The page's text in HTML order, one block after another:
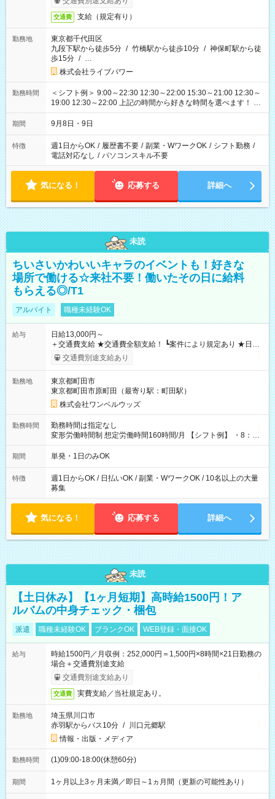
交通費 支給（規定有り）
勤務地
東京都千代田区
九段下駅から徒歩5分 / 竹橋駅から徒歩10分 / 神保町駅から徒
歩15分 / …
株式会社ライブパワー
勤務時間
＜シフト例＞ 9:00～22:30 12:30～22:00 15:30～21:00 12:30～
19:00 12:30～22:00 上記の時間から好きな時間を選べます！ ※
時間は変更となる可能性があります
期間 9月8日・9日
特徴 週1日からOK / 履歴書不要 / 副業・WワークOK / シフト勤務 /
電話対応なし / パソコンスキル不要
気になる！ 応募する 詳細へ
未読
ちいさいかわいいキャラのイベントも！好きな
場所で働ける☆来社不要！働いたその日に給料
もらえる◎/T1
アルバイト 職種未経験OK
給与
日給13,000円～
＋交通費支給 ★交通費全額支給！ ┗案件により規定あり ★日払
いOK！（規定あり） ┗働いたその日に現金GET♪ お仕事後はコ
ンビニATMから 日払い分を引き落とせます！ 【試用期間】試
交通費別途支給あり
勤務地
東京都町田市
東京都町田市原町田（最寄り駅：町田駅）
株式会社ワンベルウッズ
勤務時間
勤務時間は指定なし
変形労働時間制 想定労働時間160時間/月 【シフト例】 ・8：00
～21：00
期間 単発・1日のみOK
特徴
週1日からOK / 日払いOK / 副業・WワークOK / 10名以上の大量
募集
気になる！ 応募する 詳細へ
未読
【土日休み】【1ヶ月短期】高時給1500円！ア
ルバムの中身チェック・梱包
派遣 職種未経験OK ブランクOK WEB登録・面接OK
給与
時給1500円／月収例：252,000円＝1,500円×8時間×21日勤務の
場合＋交通費別途支給
交通費別途支給あり
交通費 実費支給／当社規定あり。
勤務地
埼玉県川口市
赤羽駅からバス10分 / 川口元郷駅
情報・出版・メディア
勤務時間 (1)09:00-18:00(休憩60分)
期間 1ヶ月以上3ヶ月未満／即日～1ヵ月間（更新の可能性あり）